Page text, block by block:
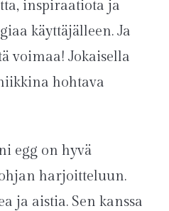
inspiraatiota ja
käyttäjälleen. Ja
voimaa! Jokaisella
hohtava
egg on hyvä
harjoitteluun.
ja aistia. Sen kanssa